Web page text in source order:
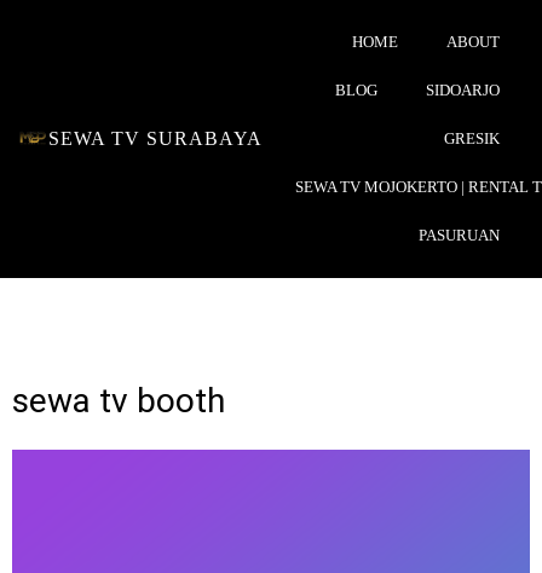
SEWA TV SURABAYA
HOME ABOUT
BLOG SIDOARJO
GRESIK
SEWA TV MOJOKERTO | RENTAL
PASURUAN
sewa tv booth